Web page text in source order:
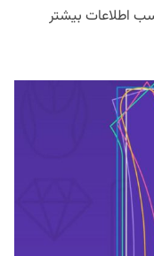
اطلاعات بیشتر